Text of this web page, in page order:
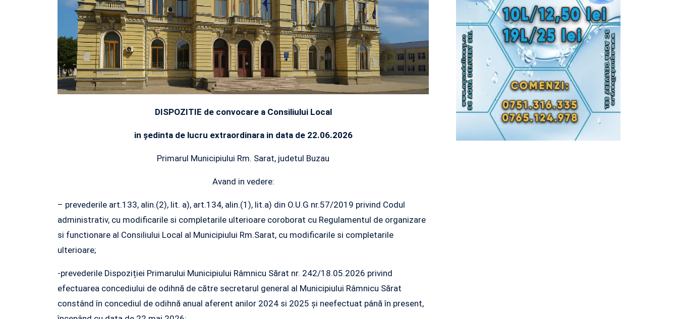
DISPOZITIE de convocare a Consiliului Local
in şedinta de lucru extraordinara in data de 22.06.2026
Primarul Municipiului Rm. Sarat, judetul Buzau
Avand in vedere:
– prevederile art.133, alin.(2), lit. a), art.134, alin.(1), lit.a) din O.U.G nr.57/2019 privind Codul
administrativ, cu modificarile si completarile ulterioare coroborat cu Regulamentul de organizare
si functionare al Consiliului Local al Municipiului Rm.Sarat, cu modificarile si completarile
ulterioare;
-prevederile Dispoziției Primarului Municipiului Râmnicu Sărat nr. 242/18.05.2026 privind
efectuarea concediului de odihnă de către secretarul general al Municipiului Râmnicu Sărat
constând în concediul de odihnă anual aferent anilor 2024 si 2025 și neefectuat până în present,